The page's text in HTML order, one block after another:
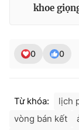
khoe
0 0
Từ khóa: lịch
vòng bán kết